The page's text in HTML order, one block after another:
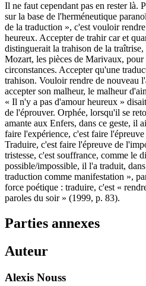
Il ne faut cependant pas en rester là.
sur la base de l'herméneutique
de la traduction », c'est vouloir
heureux. Accepter de trahir car et
distinguerait la trahison de la traîtrise,
Mozart, les pièces de Marivaux, pour
circonstances. Accepter qu'une
trahison. Vouloir rendre de nouveau
accepter son malheur, le malheur
« Il n'y a pas d'amour heureux »
de l'éprouver. Orphée, lorsqu'il se
amante aux Enfers, dans ce geste, il
faire l'expérience, c'est faire
Traduire, c'est faire l'épreuve de
tristesse, c'est souffrance, comme le
possible/impossible, il l'a traduit,
traduction comme manifestation »,
force poétique : traduire, c'est «
paroles du soir » (1999, p. 83).
Parties annexes
Auteur
Alexis Nouss